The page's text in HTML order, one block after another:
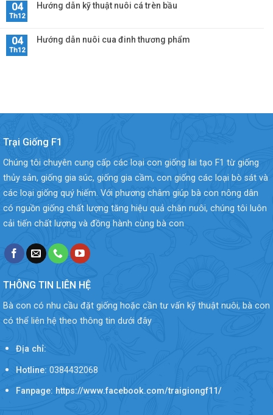
04
Th12
Hướng dẫn kỹ thuật nuôi cá trèn bầu
04
Th12
Hướng dẫn nuôi cua đinh thương phẩm
Trại Giống F1
Chúng tôi chuyên cung cấp các loại con giống lai tạo F1 từ giống
thủy sản, giống gia súc, giống gia cầm, con giống các loại bò sát và
các loại giống quý hiếm. Với phương châm giúp bà con nông dân
có nguồn giống chất lượng tăng hiệu quả chăn nuôi, chúng tôi luôn
cải tiến chất lượng và đồng hành cùng bà con
THÔNG TIN LIÊN HỆ
Bà con có nhu cầu đặt giống hoặc cần tư vấn kỹ thuật nuôi, bà con
có thể liên hệ theo thông tin dưới đây
Địa chỉ:
Hotline: 0384432068
Fanpage: https://www.facebook.com/traigiongf11/